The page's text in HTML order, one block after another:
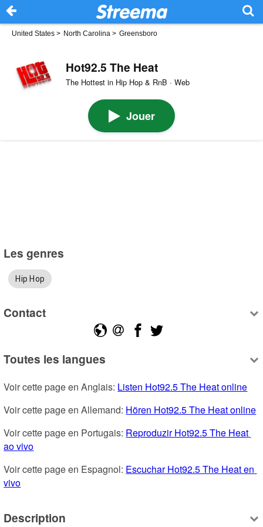
United States > North Carolina > Greensboro
Hot92.5 The Heat
The Hottest in Hip Hop & RnB · Web
Jouer
Les genres
Hip Hop
Contact
Toutes les langues
Voir cette page en Anglais: Listen Hot92.5 The Heat online
Voir cette page en Allemand: Hören Hot92.5 The Heat online
Voir cette page en Portugais: Reproduzir Hot92.5 The Heat
ao vivo
Voir cette page en Espagnol: Escuchar Hot92.5 The Heat en
vivo
Description